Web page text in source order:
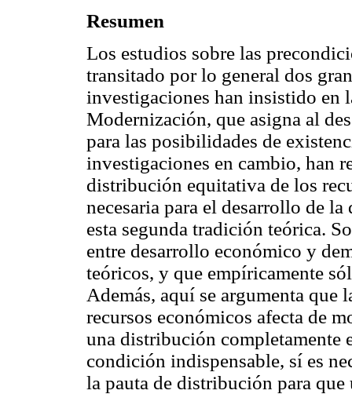
Resumen
Los estudios sobre las
transitado por lo general dos
investigaciones han insistido en
Modernización, que asigna al
para las posibilidades de
investigaciones en cambio, han
distribución equitativa de los
necesaria para el desarrollo de
esta segunda tradición teórica.
entre desarrollo económico y
teóricos, y que empíricamente
Además, aquí se argumenta
recursos económicos afecta de
una distribución completamente
condición indispensable, sí es
la pauta de distribución para